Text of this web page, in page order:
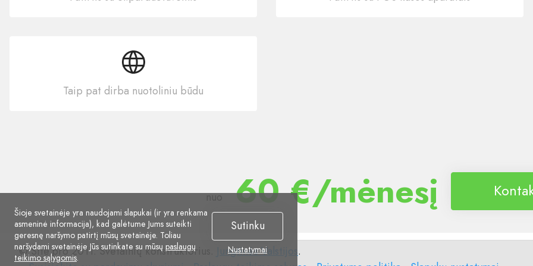
Taip pat dirba nuotoliniu būdu
nuo 60 €/mėnesį
© Site.pro 2011. Svetainių konstruktorius. Jungtinės Valstijos .
Šioje svetainėje yra naudojami slapukai (ir yra renkama
asmeninė informacija), kad galėtume Jums suteikti
geresnę naršymo patirtį mūsų svetainėje. Toliau
naršydami svetainėje Jūs sutinkate su mūsų paslaugų
teikimo sąlygomis.
Sutinku
Nustatymai